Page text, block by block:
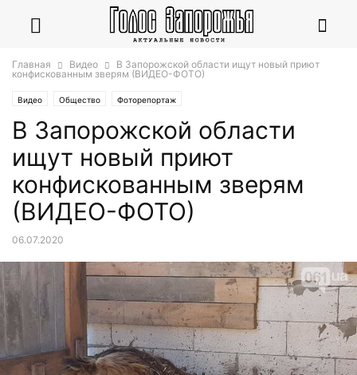
Главная Видео
В Запорожской области ищут новый приют
конфискованным зверям (ВИДЕО-ФОТО)
Видео Общество Фоторепортаж
В Запорожской области
ищут новый приют
конфискованным зверям
(ВИДЕО-ФОТО)
06.07.2020